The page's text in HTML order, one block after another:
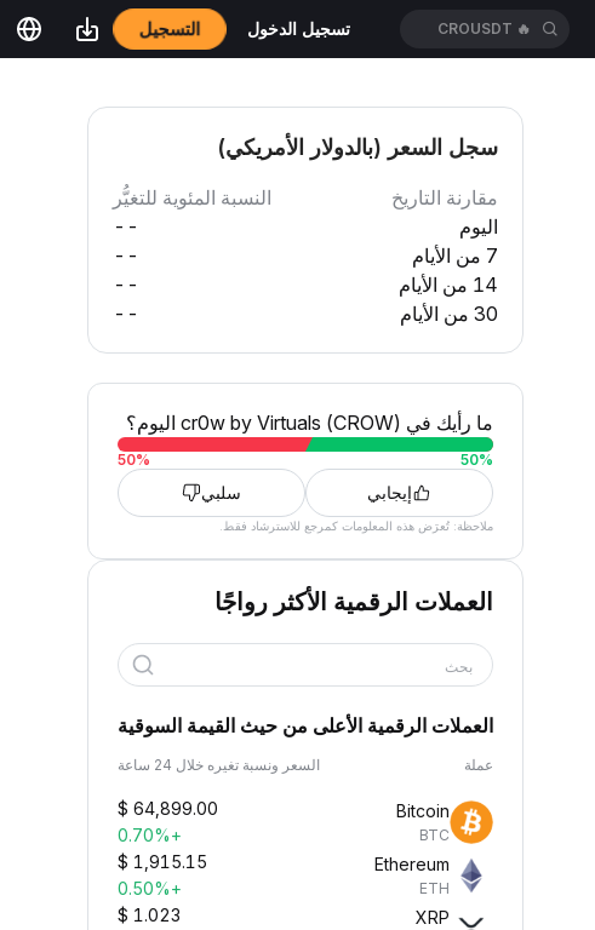
🔥
CROUSDT تسجيل الدخول التسجيل
سجل السعر (بالدولار الأمريكي)
مقارنة التاريخ
النسبة المئوية للتغيُّر
اليوم
--
7 من الأيام
--
14 من الأيام
--
30 من الأيام
--
ما رأيك في cr0w by Virtuals (CROW) اليوم؟
50%
50%
إيجابي سلبي
ملاحظة: تُعرَض هذه المعلومات كمرجع للاسترشاد فقط.
العملات الرقمية الأكثر رواجًا
بحث
العملات الرقمية الأعلى من حيث القيمة السوقية
عملة السعر ونسبة تغيره خلال 24 ساعة
Bitcoin
BTC
$ 64,899.00
+0.70%
Ethereum
ETH
$ 1,915.15
+0.50%
XRP
$ 1.023